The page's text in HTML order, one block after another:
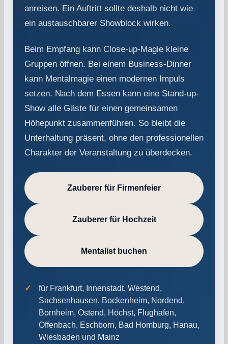
anreisen. Ein Auftritt sollte deshalb nicht wie
ein austauschbarer Showblock wirken.
Beim Empfang kann Close-up-Magie kleine
Gruppen öffnen. Bei einem Business-Dinner
kann Mentalmagie einen modernen Impuls
setzen. Nach dem Essen kann eine Stand-up-
Show alle Gäste für einen gemeinsamen
Höhepunkt zusammenführen. So bleibt die
Unterhaltung präsent, ohne den professionellen
Charakter der Veranstaltung zu überdecken.
Zauberer für Firmenfeier
Zauberer für Hochzeit
Mentalist buchen
für Frankfurt, Innenstadt, Westend,
Sachsenhausen, Bockenheim, Nordend,
Bornheim, Ostend, Höchst, Flughafen,
Offenbach, Eschborn, Bad Homburg, Hanau,
Wiesbaden und Mainz